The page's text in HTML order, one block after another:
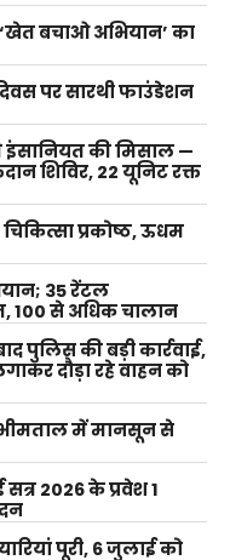
बचाओ अभियान’ का
पर सारथी फाउंडेशन
की मिसाल —
शिविर, 22 यूनिट रक्त
प्रकोष्ठ, ऊधम
35 रेंटल
100 से अधिक चालान
पुलिस की बड़ी कार्रवाई,
दौड़ा रहे वाहन को
भीमताल में मानसून से
2026 के प्रवेश 1
पूरी, 6 जुलाई को